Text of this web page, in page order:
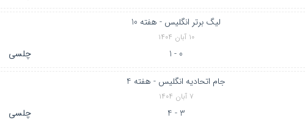
لیگ برتر انگلیس - هفته 10
۱۰ آبان ۱۴۰۴
0 - 1 چلسی
جام اتحادیه انگلیس - هفته 4
۷ آبان ۱۴۰۴
3 - 4 چلسی